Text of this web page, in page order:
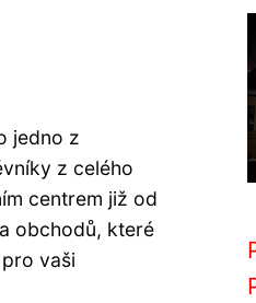
jedno z
z celého
centrem již od
obchodů, které
vaši